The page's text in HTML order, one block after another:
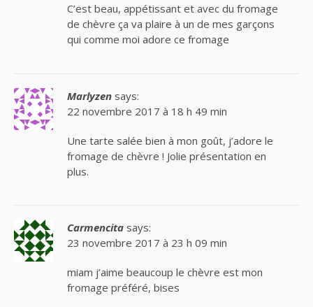
C’est beau, appétissant et avec du fromage
de chèvre ça va plaire à un de mes garçons
qui comme moi adore ce fromage
Marlyzen says:
22 novembre 2017 à 18 h 49 min
Une tarte salée bien à mon goût, j’adore le
fromage de chèvre ! Jolie présentation en
plus.
Carmencita says:
23 novembre 2017 à 23 h 09 min
miam j’aime beaucoup le chèvre est mon
fromage préféré, bises